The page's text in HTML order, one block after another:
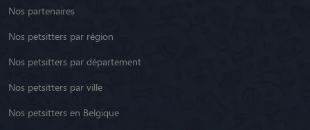
Nos partenaires
Nos petsitters par région
Nos petsitters par département
Nos petsitters par ville
Nos petsitters en Belgique